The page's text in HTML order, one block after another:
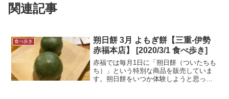
関連記事
食べ歩き
朔日餅 3月 よもぎ餅【三重-伊勢
赤福本店】 [2020/3/1 食べ歩き]
赤福では毎月1日に「朔日餅（ついたちも
ち）」という特別な商品を販売していま
す。朔日餅をいつか体験しようと思って